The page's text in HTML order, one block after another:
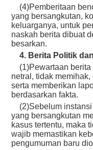
(4)Pemberitaan
yang bersangkutan,
keluarganya, untuk
naskah berita dibuat
besarkan.
4. Berita Politik
(1)Pewartaan berita
netral, tidak
serta memberikan
berdasarkan fakta.
(2)Sebelum instansi
yang bersangkutan
kasus tertentu, maka
wajib memastikan
pengumuman baru